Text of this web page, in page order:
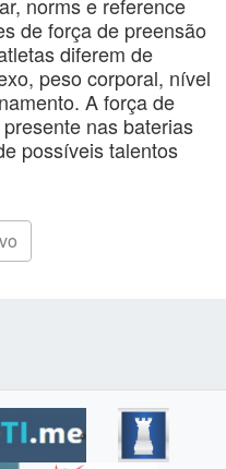
de força de preensão
diferem de
peso corporal, nível
A força de
nas baterias
possíveis talentos